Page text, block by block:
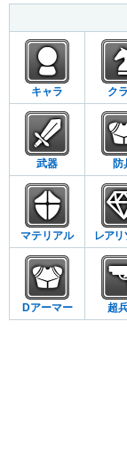
キャラ ク
武器 防
マテリアル レアリ
Dアーマー 超